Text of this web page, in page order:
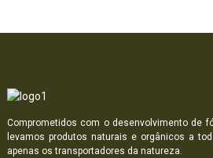
Comprometidos com o desenvolvimento de
levamos produtos naturais e orgânicos a
apenas os transportadores da natureza.